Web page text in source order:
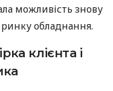
можливість знову
обладнання.
клієнта і